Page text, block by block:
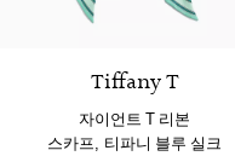
Tiffany T
자이언트 T 리본
스카프, 티파니 블루 실크